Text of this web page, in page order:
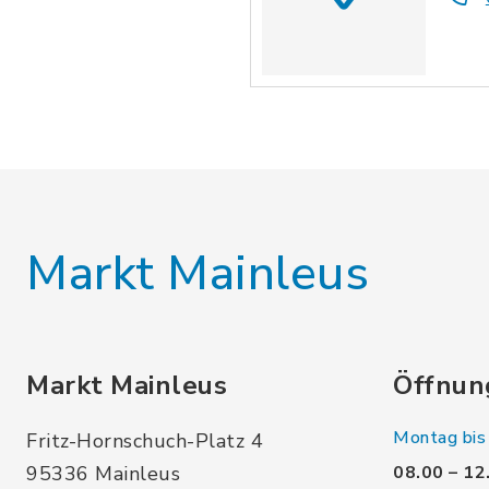
Markt Mainleus
Markt Mainleus
Fritz-Hornschuch-Platz 4
95336 Mainleus
Montag
08.00 –